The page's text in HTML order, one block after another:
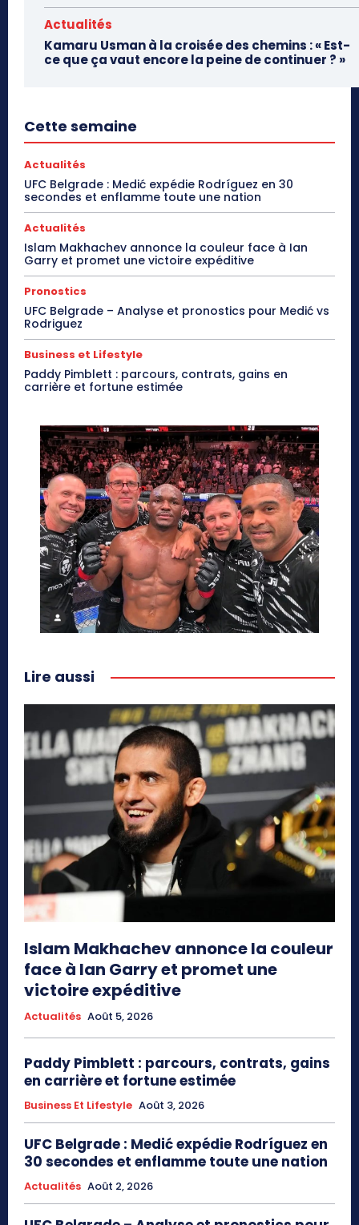
Actualités
Kamaru Usman à la croisée des chemins : « Est-
ce que ça vaut encore la peine de continuer ? »
Cette semaine
Actualités
UFC Belgrade : Medić expédie Rodríguez en 30
secondes et enflamme toute une nation
Actualités
Islam Makhachev annonce la couleur face à Ian
Garry et promet une victoire expéditive
Pronostics
UFC Belgrade – Analyse et pronostics pour Medić vs
Rodriguez
Business et Lifestyle
Paddy Pimblett : parcours, contrats, gains en
carrière et fortune estimée
Lire aussi
Islam Makhachev annonce la couleur
face à Ian Garry et promet une
victoire expéditive
Actualités Août 5, 2026
Paddy Pimblett : parcours, contrats, gains
en carrière et fortune estimée
Business Et Lifestyle Août 3, 2026
UFC Belgrade : Medić expédie Rodríguez en
30 secondes et enflamme toute une nation
Actualités Août 2, 2026